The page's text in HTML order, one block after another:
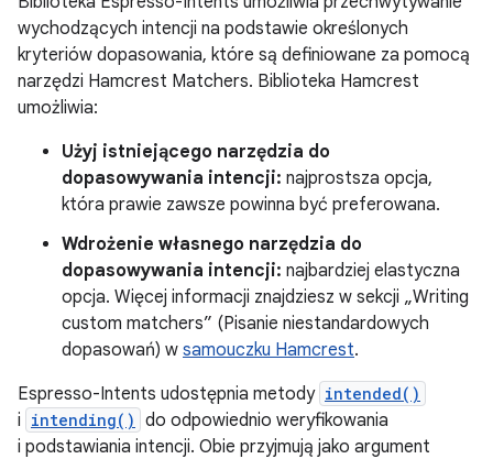
wychodzących intencji na podstawie określonych
kryteriów dopasowania, które są definiowane za pomocą
narzędzi Hamcrest Matchers. Biblioteka Hamcrest
umożliwia:
Użyj istniejącego narzędzia do
dopasowywania intencji: najprostsza opcja,
która prawie zawsze powinna być preferowana.
Wdrożenie własnego narzędzia do
dopasowywania intencji: najbardziej elastyczna
opcja. Więcej informacji znajdziesz w sekcji „Writing
custom matchers” (Pisanie niestandardowych
dopasowań) w samouczku Hamcrest.
Espresso-Intents udostępnia metody intended()
i intending() do odpowiednio weryfikowania
i podstawiania intencji. Obie przyjmują jako argument